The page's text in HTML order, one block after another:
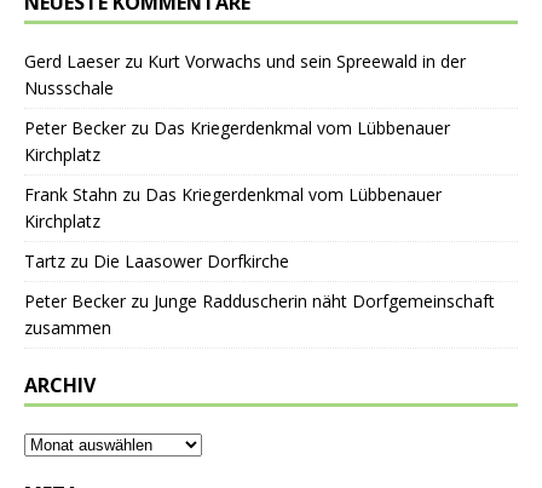
Gerd Laeserzu Kurt Vorwachs und sein Spreewald in der
Nussschale
Peter Beckerzu Das Kriegerdenkmal vom Lübbenauer
Kirchplatz
Frank Stahn zu Das Kriegerdenkmal vom Lübbenauer
Kirchplatz
Tartz zu Die Laasower Dorfkirche
Peter Beckerzu Junge Radduscherin näht Dorfgemeinschaft
zusammen
ARCHIV